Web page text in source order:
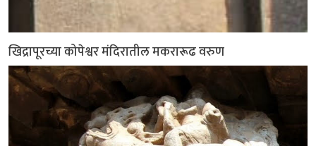
खिद्रापूरच्या कोपेश्वर मंदिरातील मकरारूढ वरुण